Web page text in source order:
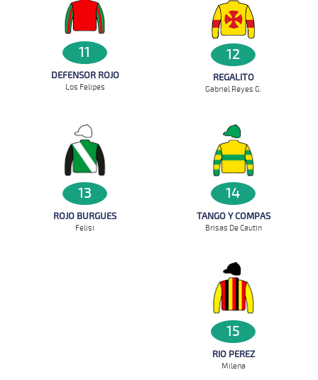
11
DEFENSOR ROJO
Los Felipes
12
REGALITO
Gabriel Reyes G.
13
ROJO BURGUES
Felisi
14
TANGO Y COMPAS
Brisas De Cautin
15
RIO PEREZ
Milena